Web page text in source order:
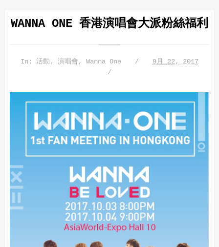
WANNA ONE 香港演唱會大派粉絲福利
In: 活動, 演唱會, Wanna One 9月 22, 2017